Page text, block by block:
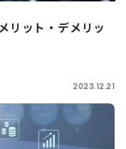
リット・デメリッ
2023.12.21